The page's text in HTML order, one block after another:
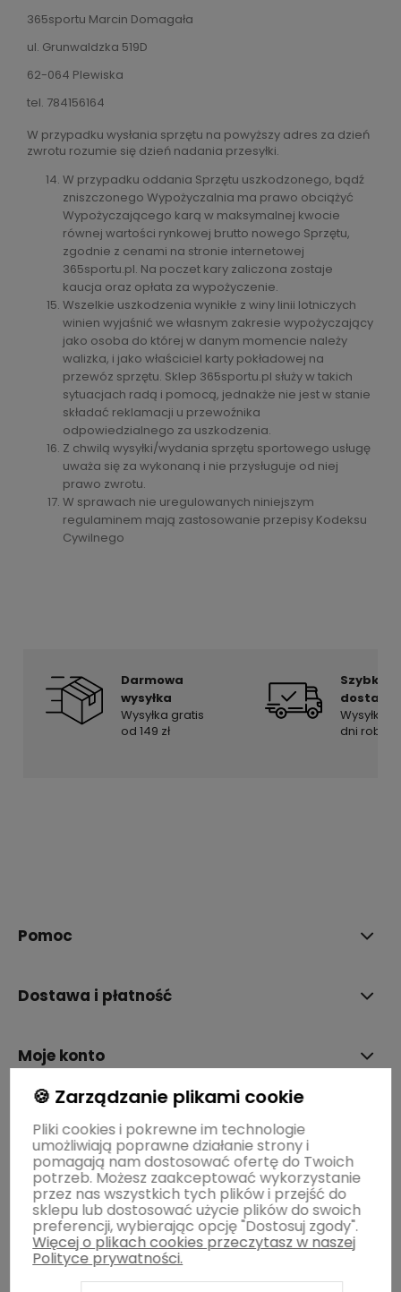
365sportu Marcin Domagała
ul. Grunwaldzka 519D
62-064 Plewiska
tel. 784156164
W przypadku wysłania sprzętu na powyższy adres za dzień
zwrotu rozumie się dzień nadania przesyłki.
W przypadku oddania Sprzętu uszkodzonego, bądź
zniszczonego Wypożyczalnia ma prawo obciążyć
Wypożyczającego karą w maksymalnej kwocie
równej wartości rynkowej brutto nowego Sprzętu,
zgodnie z cenami na stronie internetowej
365sportu.pl. Na poczet kary zaliczona zostaje
kaucja oraz opłata za wypożyczenie.
Wszelkie uszkodzenia wynikłe z winy linii lotniczych
winien wyjaśnić we własnym zakresie wypożyczający
jako osoba do której w danym momencie należy
walizka, i jako właściciel karty pokładowej na
przewóz sprzętu. Sklep 365sportu.pl służy w takich
sytuacjach radą i pomocą, jednakże nie jest w stanie
składać reklamacji u przewoźnika
odpowiedzialnego za uszkodzenia.
Z chwilą wysyłki/wydania sprzętu sportowego usługę
uważa się za wykonaną i nie przysługuje od niej
prawo zwrotu.
W sprawach nie uregulowanych niniejszym
regulaminem mają zastosowanie przepisy Kodeksu
Cywilnego
Darmowa
wysyłka
Wysyłka gratis
od 149 zł
Szybka
dostawa
Wysyłka
dni
Pomoc
Dostawa i płatność
Moje konto
O firmie
🍪 Zarządzanie plikami cookie
Pliki cookies i pokrewne im technologie
umożliwiają poprawne działanie strony i
pomagają nam dostosować ofertę do Twoich
potrzeb. Możesz zaakceptować wykorzystanie
przez nas wszystkich tych plików i przejść do
sklepu lub dostosować użycie plików do swoich
preferencji, wybierając opcję "Dostosuj zgody".
Więcej o plikach cookies przeczytasz w naszej
Polityce prywatności.